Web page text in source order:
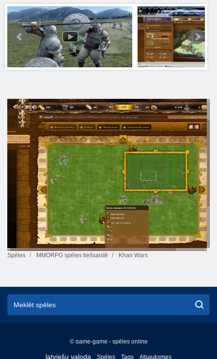
Spēles MMORPG spēles tiešsaistē Khan Wars
© game-game - spēles online
latviešu valoda
English
Spēles Tags Atsauksmes